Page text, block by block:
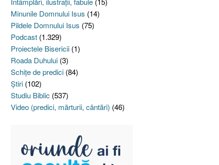
Minunile Domnului Isus (14)
Pildele Domnului Isus (75)
Podcast (1.329)
Proiectele Bisericii (1)
Roada Duhului (3)
Schiţe de predici (84)
Ştiri (102)
Studiu Biblic (537)
Video (predici, mărturii, cântări) (46)